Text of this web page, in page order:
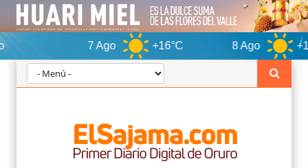
+16°C 8 Ago +15°C